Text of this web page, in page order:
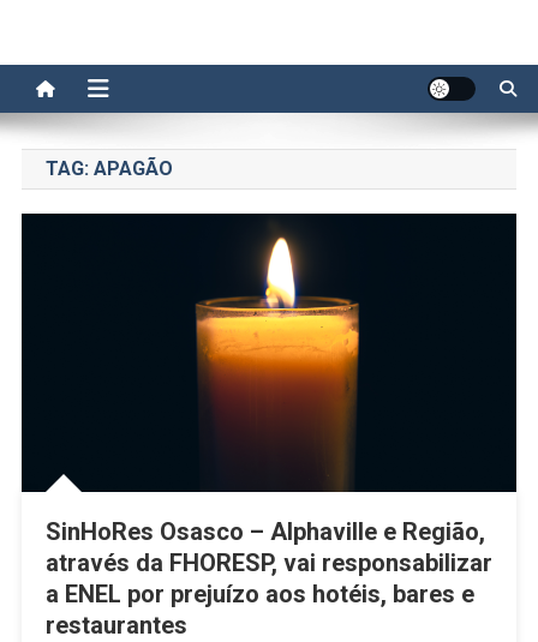
TAG: APAGÃO
SinHoRes Osasco – Alphaville e Região,
através da FHORESP, vai responsabilizar
a ENEL por prejuízo aos hotéis, bares e
restaurantes